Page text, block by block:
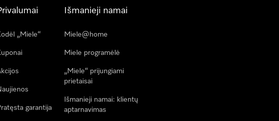
„Miele“
garantija
Išmanieji namai
Miele@home
Miele programėlė
„Miele“ prijungiami
prietaisai
Išmanieji namai: klientų
aptarnavimas